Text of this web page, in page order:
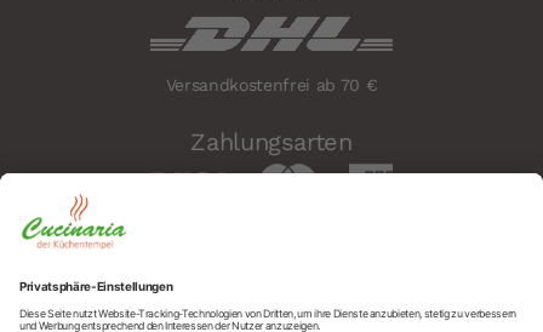
Versandkostenfrei ab 70 €
Zahlungsarten